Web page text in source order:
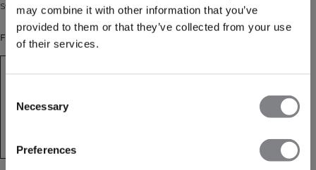
may combine it with other information that you’ve
provided to them or that they’ve collected from your use
of their services.
Selection
Necessary
Preferences
Sweater med rund hals i et behageligt strikmateriale. Afslappet pasform.
Farve: Black